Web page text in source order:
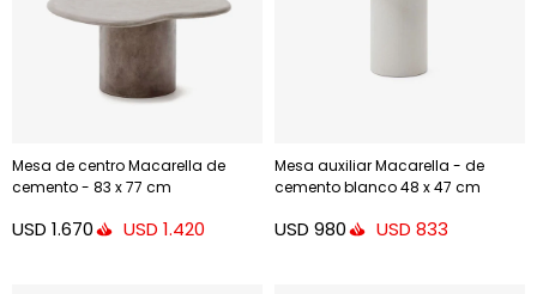
Mesa de centro Macarella de
cemento - 83 x 77 cm
USD 1.670 USD 1.420
Mesa auxiliar Macarella - de
cemento blanco 48 x 47 cm
USD 980 USD 833